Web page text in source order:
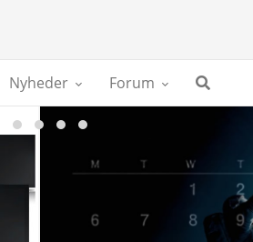
Nyheder Forum